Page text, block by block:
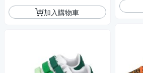
加入購物車